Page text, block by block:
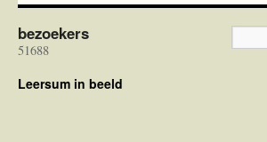
bezoekers
51688
Leersum in beeld